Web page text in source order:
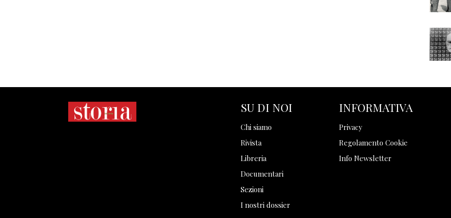
SU DI NOI
Chi siamo
Rivista
Libreria
Documentari
Sezioni
I nostri dossier
INFORMATIVA
Privacy
Regolamento Cookie
Info Newsletter